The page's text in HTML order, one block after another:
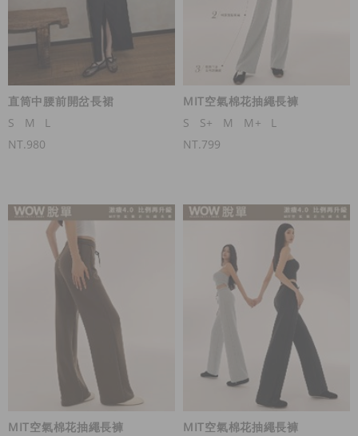
直筒中腰前開岔長裙
S
M
L
NT.980
MIT空氣棉花抽繩長褲
S
S+ M M+
L
NT.799
MIT空氣棉花抽繩長褲
MIT空氣棉花抽繩長褲